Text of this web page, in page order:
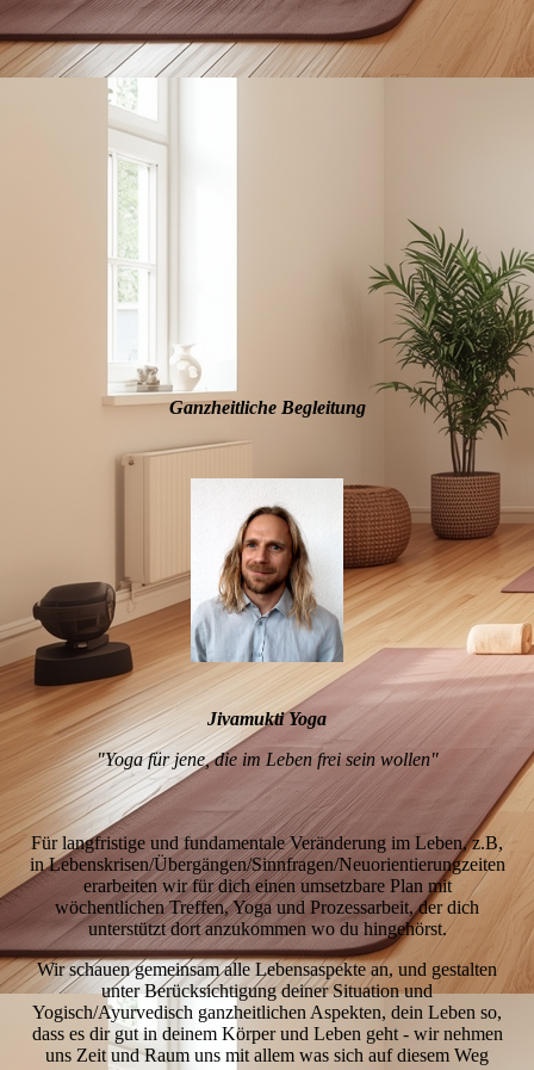
Ganzheitliche Begleitung
Jivamukti Yoga
"Yoga für jene, die im Leben frei sein wollen"
Für langfristige und fundamentale Veränderung im Leben, z.B,
in Lebenskrisen/Übergängen/Sinnfragen/Neuorientierungzeiten
erarbeiten wir für dich einen umsetzbare Plan mit
wöchentlichen Treffen, Yoga und Prozessarbeit, der dich
unterstützt dort anzukommen wo du hingehörst.
Wir schauen gemeinsam alle Lebensaspekte an, und gestalten
unter Berücksichtigung deiner Situation und
Yogisch/Ayurvedisch ganzheitlichen Aspekten, dein Leben so,
dass es dir gut in deinem Körper und Leben geht - wir nehmen
uns Zeit und Raum uns mit allem was sich auf diesem Weg